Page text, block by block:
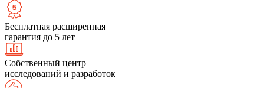
Бесплатная расширенная
гарантия до 5 лет
Собственный центр
исследований и разработок